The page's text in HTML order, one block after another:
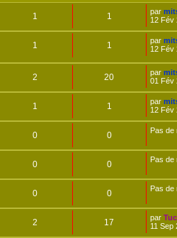
1 1 par
12 Fév
1 1 par
12 Fév
2 20 par
01 Fév
1 1 par
12 Fév
0 0 Pas de
0 0 Pas de
0 0 Pas de
2 17 par
11 Sep